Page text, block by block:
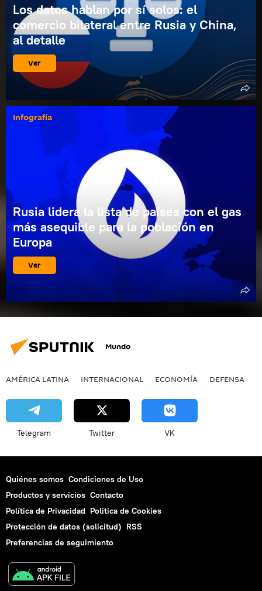
Los datos hablan por sí solos: el
comercio bilateral entre Rusia y China,
al detalle
Ver
Rusia lidera la lista de países con el gas
más asequible para la población en
Europa
Infografía
Ver
Mundo
AMÉRICA LATINA INTERNACIONAL ECONOMÍA DEFENSA
Telegram Twitter VK
Quiénes somos Condiciones de Uso
Productos y servicios Contacto
Política de Privacidad Politica de Cookies
Protección de datos (solicitud) RSS
Preferencias de seguimiento